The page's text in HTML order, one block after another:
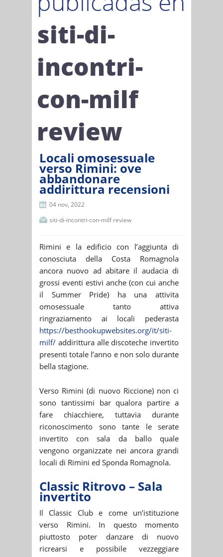
siti-di-
incontri-
con-milf
review
Locali omosessuale
verso Rimini: ove
abbandonare
addirittura recensioni
04 nov, 2022
siti-di-incontri-con-milf review
Rimini e la edificio con l’aggiunta di
conosciuta della Costa Romagnola
ancora nuovo ad abitare il audacia di
grossi eventi estivi anche (con cui anche
il Summer Pride) ha una attivita
omosessuale tanto attiva
ringraziamento ai locali pederasta
https://besthookupwebsites.org/it/siti-
milf/ addirittura alle discoteche invertito
presenti totale l’anno e non solo durante
bella stagione.
Verso Rimini (di nuovo Riccione) non ci
sono tantissimi bar qualora partire a
fare chiacchiere, tuttavia durante
riconoscimento sono tante le serate
invertito con sala da ballo quale
vengono organizzate nei ancora grandi
locali di Rimini ed Sponda Romagnola.
Classic Ritrovo – Sala
invertito
Il Classic Club e come un’istituzione
verso Rimini. In questo momento
piuttosto poter danzare di nuovo
ricrearsi e possibile vezzeggiare